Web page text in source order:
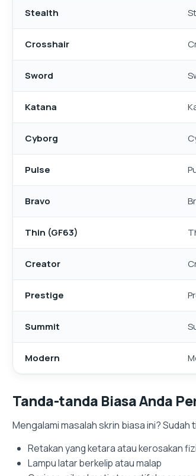
Stealth
Crosshair
Sword
Katana
Cyborg
Pulse
Bravo
Thin (GF63)
Creator
Prestige
Summit
Modern
Tanda-tanda Biasa Anda
Mengalami masalah skrin biasa ini?
Retakan yang ketara atau kerosakan
Lampu latar berkelip atau malap